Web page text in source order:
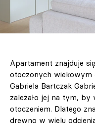
Apartament znajduje
otoczonych wiekowym
Gabriela Bartczak
zależało jej na tym, by
otoczeniem. Dlatego
drewno w wielu